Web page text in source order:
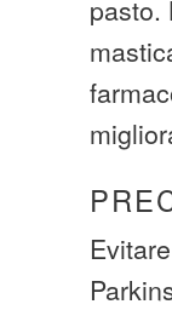
pasto.